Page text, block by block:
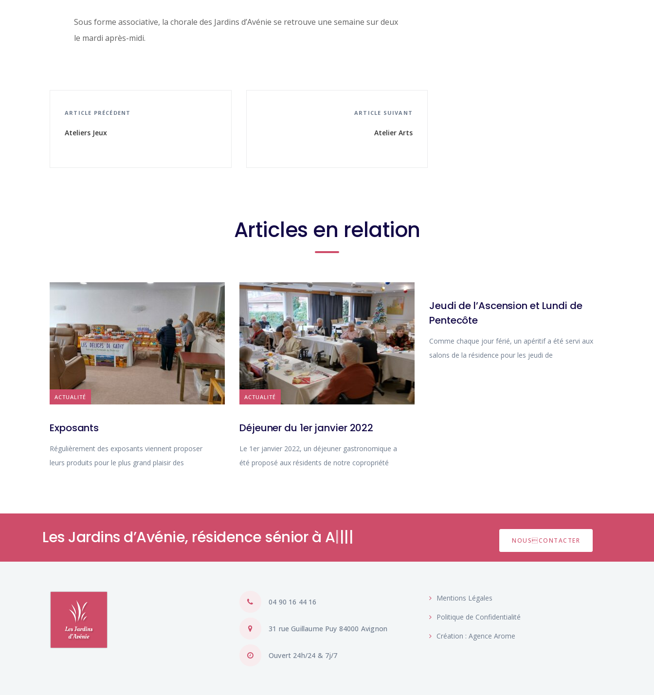
Sous forme associative, la chorale des Jardins d’Avénie se retrouve une semaine sur deux
le mardi après-midi.
ARTICLE PRÉCÉDENT
Ateliers Jeux
ARTICLE SUIVANT
Atelier Arts
Articles en relation
ACTUALITÉ
Exposants
Régulièrement des exposants viennent proposer
leurs produits pour le plus grand plaisir des
ACTUALITÉ
Déjeuner du 1er janvier 2022
Le 1er janvier 2022, un déjeuner gastronomique a
été proposé aux résidents de notre copropriété
Jeudi de l’Ascension et Lundi de
Pentecôte
Comme chaque jour férié, un apéritif a été servi aux
salons de la résidence pour les jeudi de
Les Jardins d’Avénie, réside|||| NOUSCONTACTER
04 90 16 44 16
31 rue Guillaume Puy 84000 Avignon
Ouvert 24h/24 & 7j/7
Mentions Légales
Politique de Confidentialité
Création : Agence Arome